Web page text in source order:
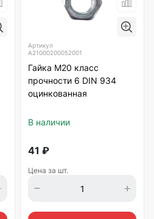
Артикул
А21000200052001
Гайка М20 класс
прочности 6 DIN 934
оцинкованная
В наличии
41 ₽
Цена за шт.